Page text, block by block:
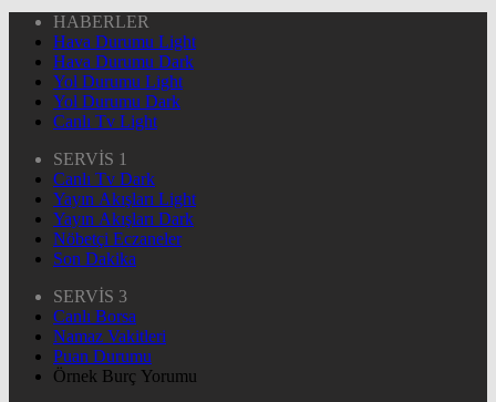
HABERLER
Hava Durumu Light
Hava Durumu Dark
Yol Durumu Light
Yol Durumu Dark
Canlı Tv Light
SERVİS 1
Canlı Tv Dark
Yayın Akışları Light
Yayın Akışları Dark
Nöbetçi Eczaneler
Son Dakika
SERVİS 3
Canlı Borsa
Namaz Vakitleri
Puan Durumu
Örnek Burç Yorumu